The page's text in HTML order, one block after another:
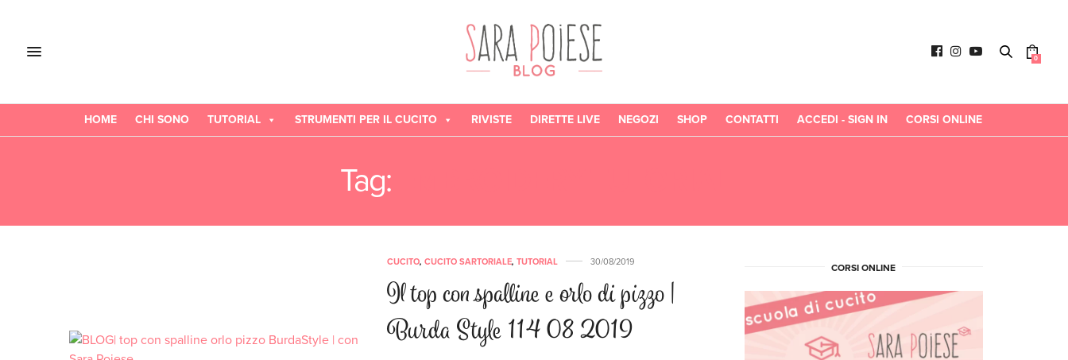
0
HOME CHI SONO TUTORIAL STRUMENTI PER IL CUCITO RIVISTE DIRETTE LIVE NEGOZI SHOP CONTATTI ACCEDI - SIGN IN CORSI ONLINE
Tag:
CUCITO, CUCITO SARTORIALE, TUTORIAL 30/08/2019
Il top con spalline e orlo di pizzo |
Burda Style 114 08 2019
CORSI ONLINE